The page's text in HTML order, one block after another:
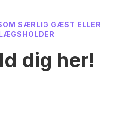
SÆRLIG GÆST ELLER
dig her!